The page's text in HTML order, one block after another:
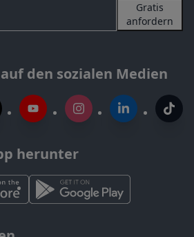
Gratis
anfordern
den sozialen Medien
herunter